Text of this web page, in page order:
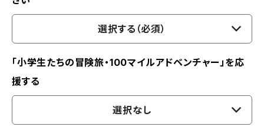
選択する（必須）
「小学生たちの冒険旅・100マイルアドベンチャー」を応
援する
選択なし